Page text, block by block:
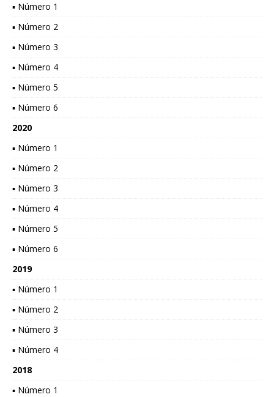
▪ Número 1
▪ Número 2
▪ Número 3
▪ Número 4
▪ Número 5
▪ Número 6
2020
▪ Número 1
▪ Número 2
▪ Número 3
▪ Número 4
▪ Número 5
▪ Número 6
2019
▪ Número 1
▪ Número 2
▪ Número 3
▪ Número 4
2018
▪ Número 1